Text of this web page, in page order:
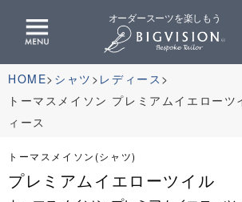
オーダースーツを楽しもう
HOME シャツ
レディース
トーマスメイソン プレミアムイエロー
ィース
トーマスメイソン(シャツ)
プレミアムイエローツイル